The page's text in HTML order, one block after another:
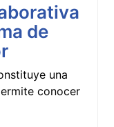
de
una
conocer